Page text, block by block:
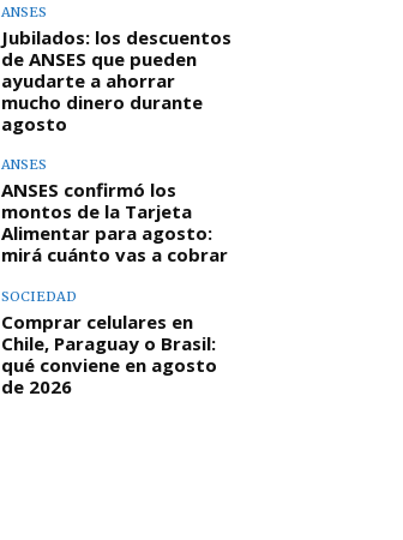
ANSES
Jubilados: los descuentos
de ANSES que pueden
ayudarte a ahorrar
mucho dinero durante
agosto
ANSES
ANSES confirmó los
montos de la Tarjeta
Alimentar para agosto:
mirá cuánto vas a cobrar
SOCIEDAD
Comprar celulares en
Chile, Paraguay o Brasil:
qué conviene en agosto
de 2026